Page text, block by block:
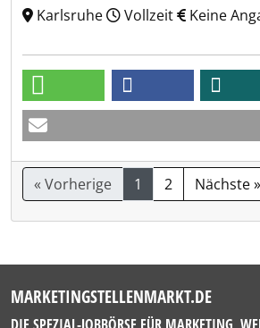
Karlsruhe
Vollzeit Keine
« Vorherige 1 2 Nächste »
MARKETINGSTELLENMARKT.DE